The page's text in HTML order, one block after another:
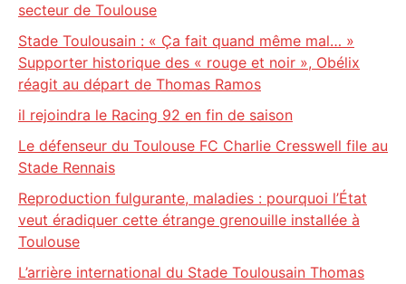
secteur de Toulouse
Stade Toulousain : « Ça fait quand même mal… »
Supporter historique des « rouge et noir », Obélix
réagit au départ de Thomas Ramos
il rejoindra le Racing 92 en fin de saison
Le défenseur du Toulouse FC Charlie Cresswell file au
Stade Rennais
Reproduction fulgurante, maladies : pourquoi l’État
veut éradiquer cette étrange grenouille installée à
Toulouse
L’arrière international du Stade Toulousain Thomas